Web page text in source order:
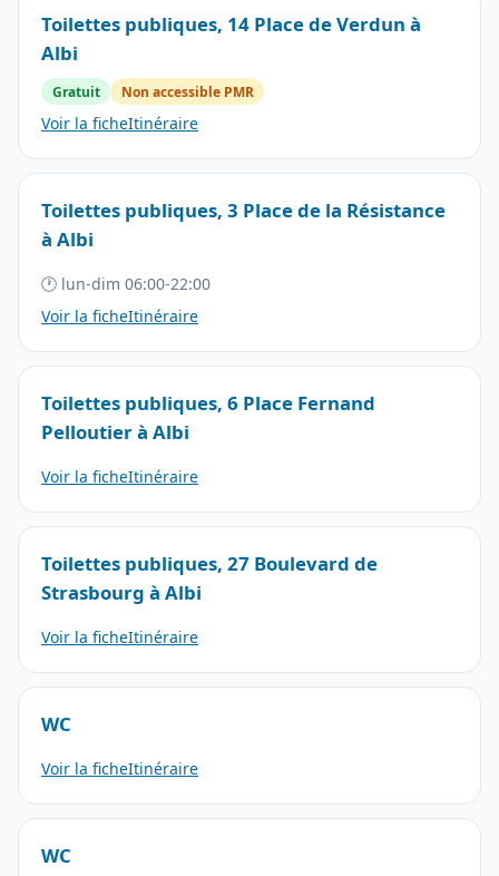
Toilettes publiques, 14 Place de Verdun à
Albi
Gratuit Non accessible PMR
Voir la ficheItinéraire
Toilettes publiques, 3 Place de la Résistance
à Albi
🕐 lun-dim 06:00-22:00
Voir la ficheItinéraire
Toilettes publiques, 6 Place Fernand
Pelloutier à Albi
Voir la ficheItinéraire
Toilettes publiques, 27 Boulevard de
Strasbourg à Albi
Voir la ficheItinéraire
WC
Voir la ficheItinéraire
WC